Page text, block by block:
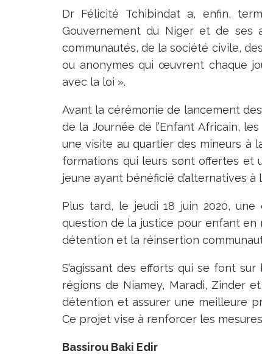
Dr Félicité Tchibindat a, enfin,
Gouvernement du Niger et de ses
communautés, de la société civile,
ou anonymes qui œuvrent chaque
avec la loi ».
Avant la cérémonie de lancement
de la Journée de l’Enfant Africain,
une visite au quartier des mineurs à
formations qui leurs sont offertes et
jeune ayant bénéficié d’alternatives
Plus tard, le jeudi 18 juin 2020,
question de la justice pour enfant en
détention et la réinsertion
S’agissant des efforts qui se font
régions de Niamey, Maradi, Zinder
détention et assurer une meilleure
Ce projet vise à renforcer les
Bassirou Baki Edir